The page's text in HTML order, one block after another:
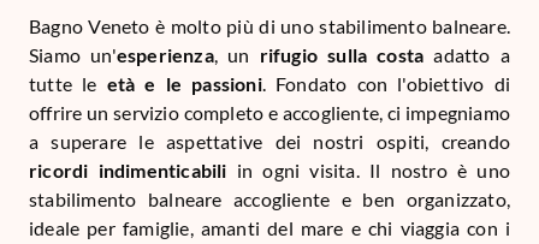
Bagno Veneto è molto più di uno stabilimento balneare.
Siamo un'esperienza, un rifugio sulla costa adatto a
tutte le età e le passioni. Fondato con l'obiettivo di
offrire un servizio completo e accogliente, ci impegniamo
a superare le aspettative dei nostri ospiti, creando
ricordi indimenticabili in ogni visita. Il nostro è uno
stabilimento balneare accogliente e ben organizzato,
ideale per famiglie, amanti del mare e chi viaggia con i